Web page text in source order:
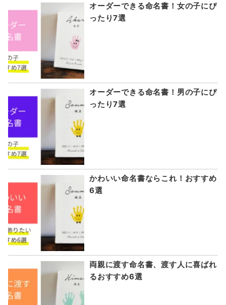
オーダーできる命名書！女の子にぴ
ったり7選
オーダーできる命名書！男の子にぴ
ったり7選
かわいい命名書ならこれ！おすすめ
6選
両親に渡す命名書、渡す人に喜ばれ
るおすすめ6選